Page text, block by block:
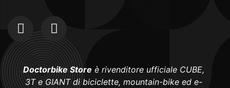
Doctorbike Store è rivenditore ufficiale CUBE,
3T e GIANT di biciclette, mountain-bike ed e-